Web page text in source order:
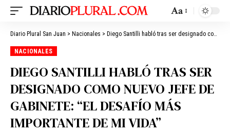
Aa
Diario Plural San Juan > Nacionales > Diego Santilli habló tras ser designado como nuevo jefe de Gabinete: “El desafío más importante de mi vida”
NACIONALES
DIEGO SANTILLI HABLÓ TRAS SER
DESIGNADO COMO NUEVO JEFE DE
GABINETE: “EL DESAFÍO MÁS
IMPORTANTE DE MI VIDA”